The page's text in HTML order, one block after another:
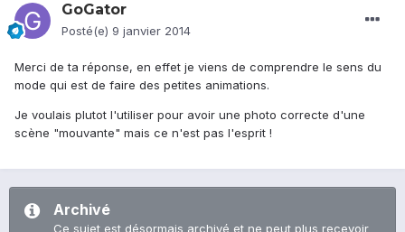
GoGator
Posté(e) 9 janvier 2014
Merci de ta réponse, en effet je viens de comprendre le sens du
mode qui est de faire des petites animations.
Je voulais plutot l'utiliser pour avoir une photo correcte d'une
scène "mouvante" mais ce n'est pas l'esprit !
Archivé
Ce sujet est désormais archivé et ne peut plus recevoir